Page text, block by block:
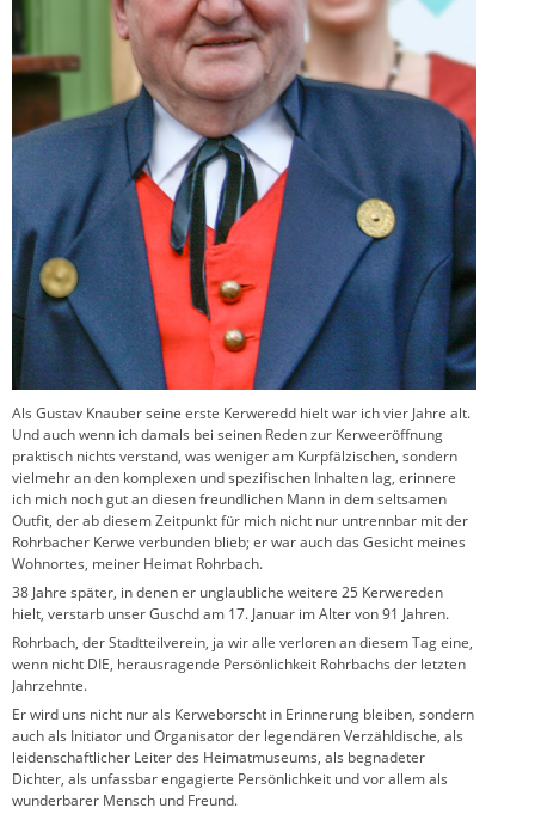
Als Gustav Knauber seine erste Kerweredd hielt war ich vier Jahre alt.
Und auch wenn ich damals bei seinen Reden zur Kerweeröffnung
praktisch nichts verstand, was weniger am Kurpfälzischen, sondern
vielmehr an den komplexen und spezifischen Inhalten lag, erinnere
ich mich noch gut an diesen freundlichen Mann in dem seltsamen
Outfit, der ab diesem Zeitpunkt für mich nicht nur untrennbar mit der
Rohrbacher Kerwe verbunden blieb; er war auch das Gesicht meines
Wohnortes, meiner Heimat Rohrbach.
38 Jahre später, in denen er unglaubliche weitere 25 Kerwereden
hielt, verstarb unser Guschd am 17. Januar im Alter von 91 Jahren.
Rohrbach, der Stadtteilverein, ja wir alle verloren an diesem Tag eine,
wenn nicht DIE, herausragende Persönlichkeit Rohrbachs der letzten
Jahrzehnte.
Er wird uns nicht nur als Kerweborscht in Erinnerung bleiben, sondern
auch als Initiator und Organisator der legendären Verzähldische, als
leidenschaftlicher Leiter des Heimatmuseums, als begnadeter
Dichter, als unfassbar engagierte Persönlichkeit und vor allem als
wunderbarer Mensch und Freund.